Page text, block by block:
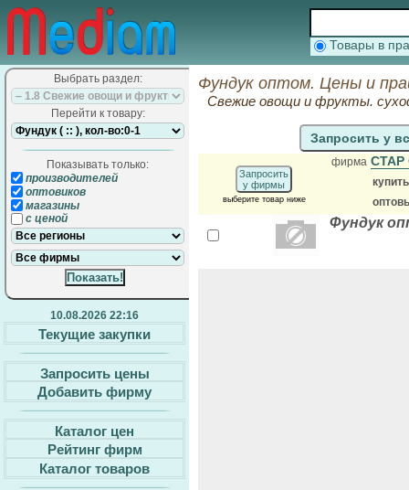
Товары в
Выбрать раздел:
Перейти к товару:
Показывать только:
производителей
оптовиков
магазины
с ценой
10.08.2026 22:16
Текущие закупки
Запросить цены
Добавить фирму
Каталог цен
Рейтинг фирм
Каталог товаров
Фундук оптом. Цены и
Свежие овощи и фрукты.
Запросить у
Запросить
у фирмы
выберите товар ниже
фирма
Фундук